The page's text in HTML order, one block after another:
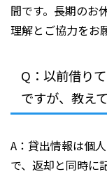
間です。長期のお
理解とご協力をお
Q：以前借り
ですが、教え
A：貸出情報は個
で、返却と同時に